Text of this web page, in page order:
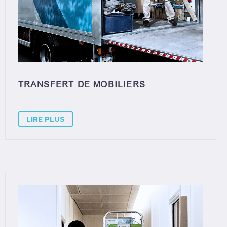
TRANSFERT DE MOBILIERS
LIRE PLUS